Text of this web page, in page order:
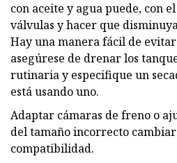
con aceite y agua puede, con
válvulas y hacer que
Hay una manera fácil de
asegúrese de drenar los
rutinaria y especifique un
está usando uno.
Adaptar cámaras de freno o
del tamaño incorrecto
compatibilidad.